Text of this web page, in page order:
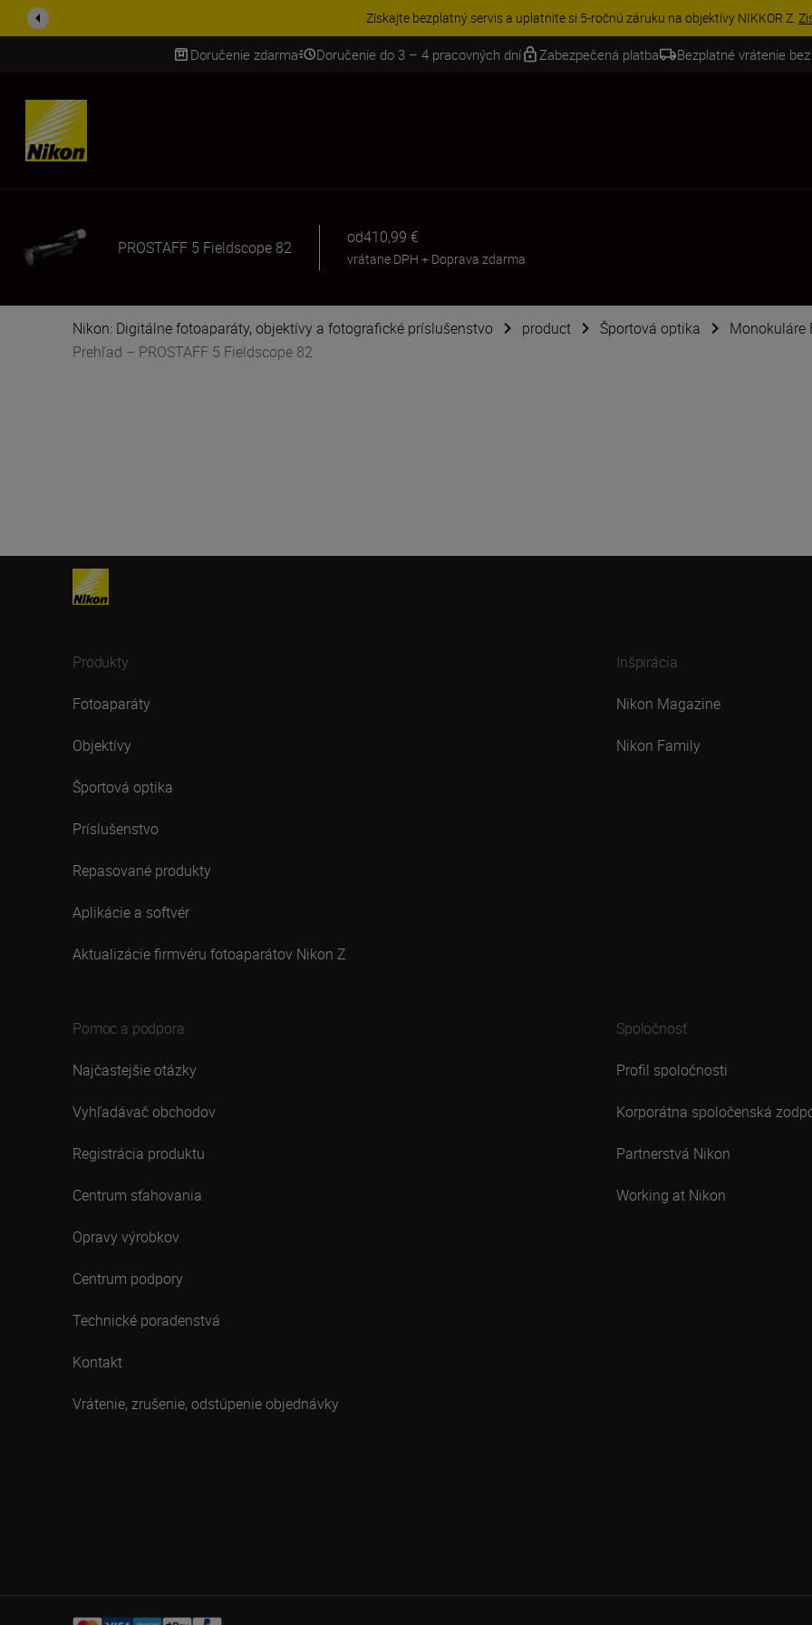
Získajte bezplatný servis a uplatnite si 5-ročnú záruku na objektívy NIKKOR Z.
Doručenie zdarma Doručenie do 3 – 4 pracovných dní Zabezpečená platba Bezplatné vrátenie
SKIP
PROSTAFF 5 Fieldscope 82
od410,99 €
vrátane DPH + Doprava zdarma
Nikon: Digitálne fotoaparáty, objektívy a fotografické príslušenstvo product Športová optika
Monokuláre
Prehľad – PROSTAFF 5 Fieldscope 82
Produkty
Fotoaparáty
Objektívy
Športová optika
Príslušenstvo
Repasované produkty
Aplikácie a softvér
Aktualizácie firmvéru fotoaparátov Nikon Z
Inšpirácia
Nikon Magazine
Nikon Family
Pomoc a podpora
Najčastejšie otázky
Vyhľadávač obchodov
Registrácia produktu
Centrum sťahovania
Opravy výrobkov
Centrum podpory
Technické poradenstvá
Kontakt
Vrátenie, zrušenie, odstúpenie objednávky
Spoločnosť
Profil spoločnosti
Korporátna spoločenská
Partnerstvá Nikon
Working at Nikon